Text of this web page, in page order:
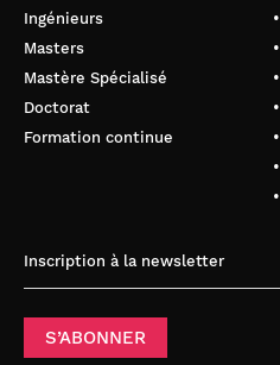
d’accepter les
Réglage
Ingénieurs
Masters
Mastère Spécialisé
Doctorat
Formation continue
Inscription à la newsletter
S’ABONNER